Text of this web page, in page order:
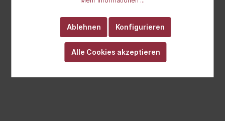
Realisiert mit Cutvert GmbH
Ablehnen Konfigurieren
Alle Cookies akzeptieren